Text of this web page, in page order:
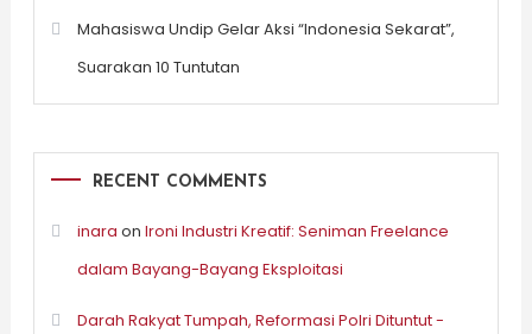
Mahasiswa Undip Gelar Aksi “Indonesia Sekarat”,
Suarakan 10 Tuntutan
RECENT COMMENTS
inara on Ironi Industri Kreatif: Seniman Freelance
dalam Bayang-Bayang Eksploitasi
Darah Rakyat Tumpah, Reformasi Polri Dituntut -